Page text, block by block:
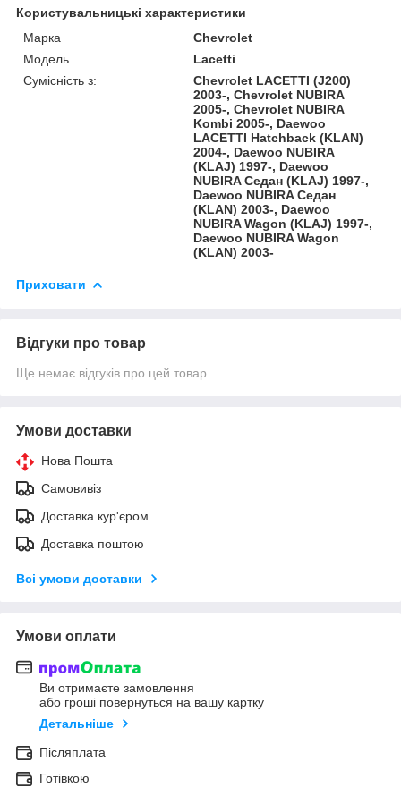
Користувальницькі характеристики
Марка
Chevrolet
Модель
Lacetti
Сумісність з:
Chevrolet LACETTI (J200)
2003-, Chevrolet NUBIRA
2005-, Chevrolet NUBIRA
Kombi 2005-, Daewoo
LACETTI Hatchback (KLAN)
2004-, Daewoo NUBIRA
(KLAJ) 1997-, Daewoo
NUBIRA Седан (KLAJ) 1997-,
Daewoo NUBIRA Седан
(KLAN) 2003-, Daewoo
NUBIRA Wagon (KLAJ) 1997-,
Daewoo NUBIRA Wagon
(KLAN) 2003-
Приховати
Відгуки про товар
Ще немає відгуків про цей товар
Умови доставки
Нова Пошта
Самовивіз
Доставка кур'єром
Доставка поштою
Всі умови доставки
Умови оплати
Ви отримаєте замовлення
або гроші повернуться на вашу картку
Детальніше
Післяплата
Готівкою